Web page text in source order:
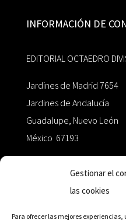
Gestionar el
las cookies
Para ofrecer las mejores
INFORMACIÓN DE
EDITORIAL OCTAEDRO
Jardines de Madrid 7654
Jardines de Andalucía
Guadalupe, Nuevo León
México 67193
+52 811.499.5638